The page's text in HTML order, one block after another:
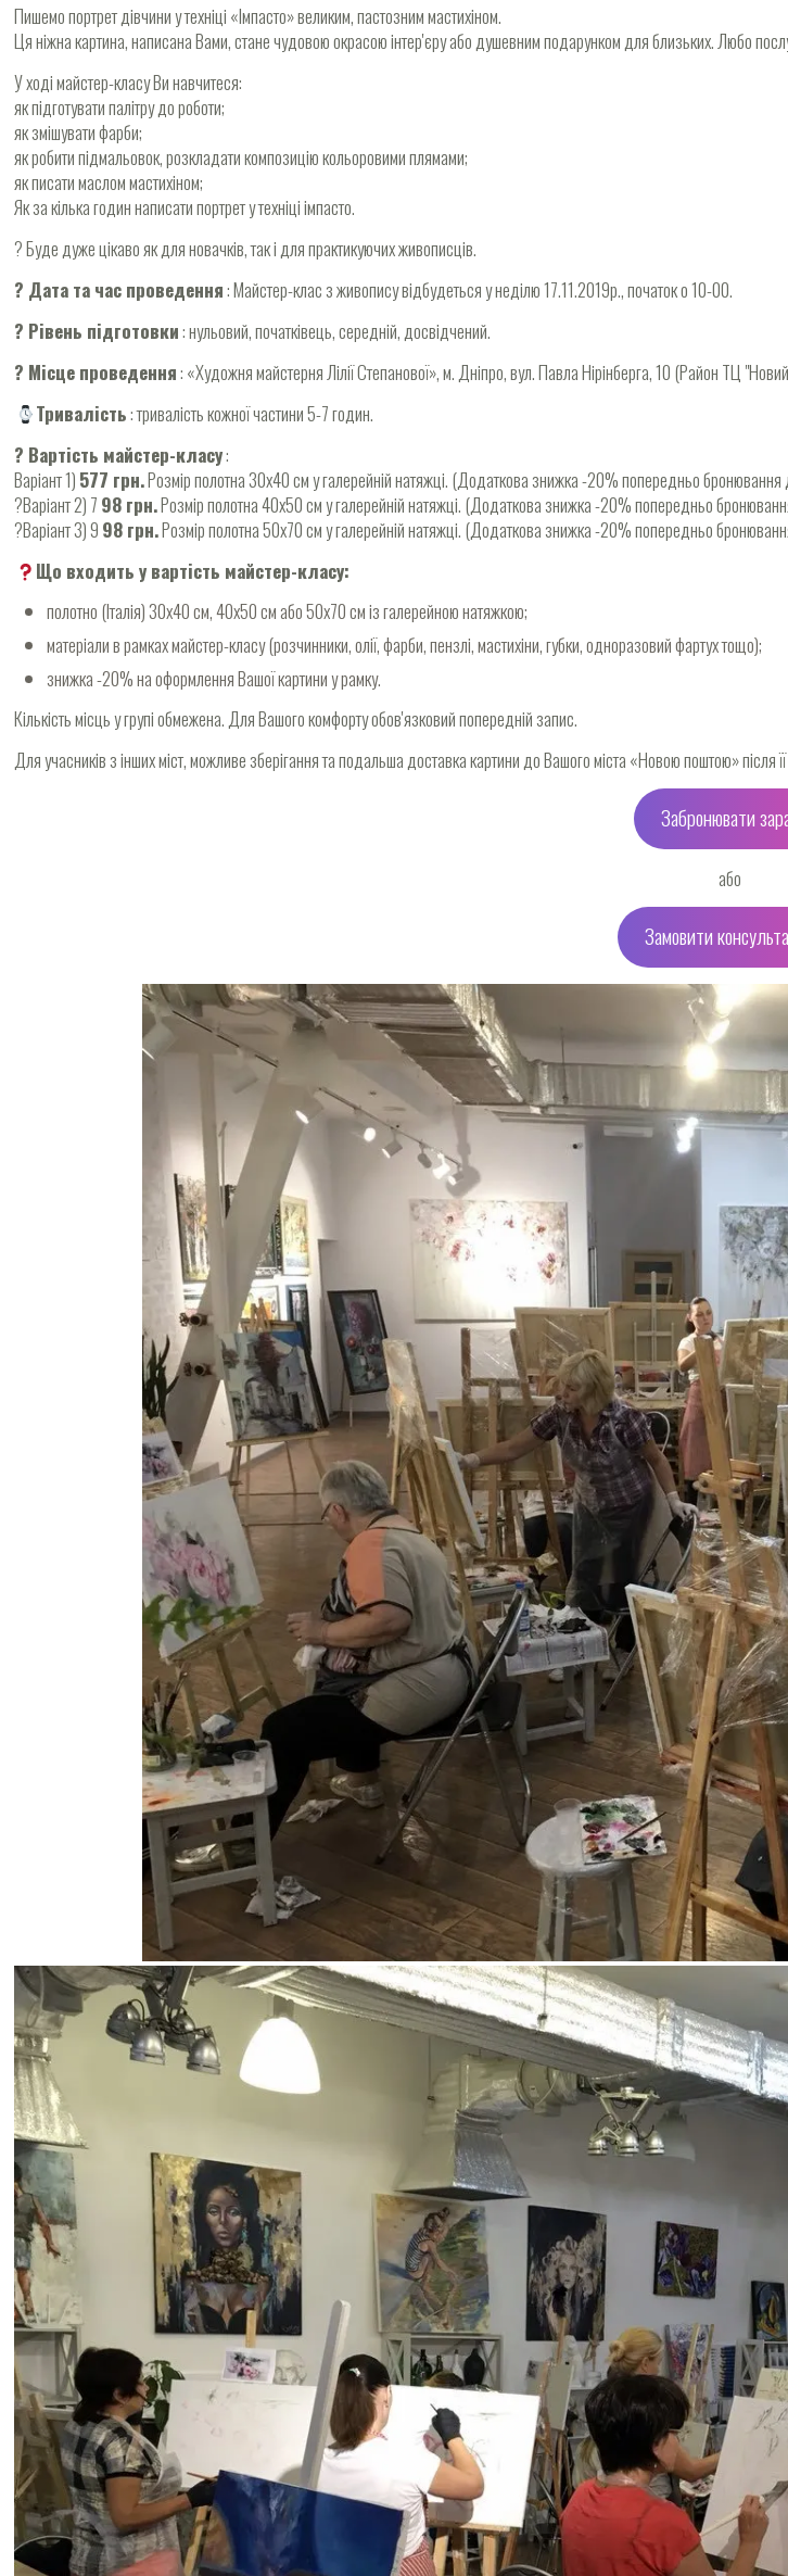
Пишемо портрет дівчини у техніці «Імпасто» великим, пастозним мастихіном.
Ця ніжна картина, написана Вами, стане чудовою окрасою інтер'єру або душевним подарунком для близьких. Любо
У ході майстер-класу Ви навчитеся:
як підготувати палітру до роботи;
як змішувати фарби;
як робити підмальовок, розкладати композицію кольоровими плямами;
як писати маслом мастихіном;
Як за кілька годин написати портрет у техніці імпасто.
? Буде дуже цікаво як для новачків, так і для практикуючих живописців.
? Дата та час проведення: Майстер-клас з живопису відбудеться у неділю 17.11.2019р., початок о 10-00.
? Рівень підготовки: нульовий, початківець, середній, досвідчений.
? Місце проведення: «Художня майстерня Лілії Степанової», м. Дніпро, вул. Павла Нірінберга, 10 (Район ТЦ
Тривалість: тривалість кожної частини 5-7 годин.
? Вартість майстер-класу:
Варіант 1) 577 грн.Розмір полотна 30х40 см у галерейній натяжці. (Додаткова знижка -20% попередньо бронювання
?Варіант 2) 7 98 грн.Розмір полотна 40х50 см у галерейній натяжці. (Додаткова знижка -20% попередньо
?Варіант 3) 9 98 грн.Розмір полотна 50х70 см у галерейній натяжці. (Додаткова знижка -20% попередньо
Що входить у вартість майстер-класу:
полотно (Італія) 30х40 см, 40х50 см або 50х70 см із галерейною натяжкою;
матеріали в рамках майстер-класу (розчинники, олії, фарби, пензлі, мастихіни, губки, одноразовий фартух тощо);
знижка -20% на оформлення Вашої картини у рамку.
Кількість місць у групі обмежена. Для Вашого комфорту обов'язковий попередній запис.
Для учасників з інших міст, можливе зберігання та подальша доставка картини до Вашого міста «Новою поштою» після
Забронювати
або
Замовити